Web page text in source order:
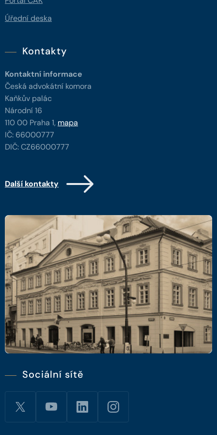
Úřední deska
Kontakty
Kontaktní informace
Česká advokátní komora
Kaňkův palác
Národní 16
110 00 Praha 1, mapa
IČ: 66000777
DIČ: CZ66000777
Další kontakty
Sociální sítě